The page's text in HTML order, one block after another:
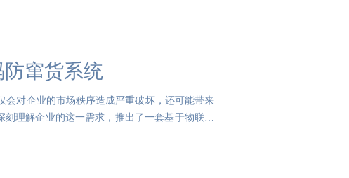
窜货系统
会对企业的市场秩序造成严重破坏，还可能带来
理解企业的这一需求，推出了一套基于物联网